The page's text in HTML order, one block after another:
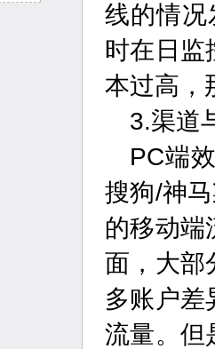
线的情
时在日监
本过高，
3.渠道
PC端
搜狗/神
的移动端
面，大部
多账户差
流量。但